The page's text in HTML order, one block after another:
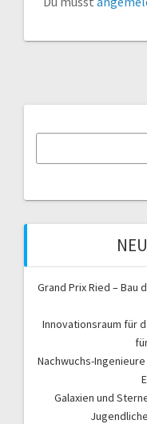
Grand Prix Ried – Bau
Innovationsraum für
Nachwuchs-
Galaxien und